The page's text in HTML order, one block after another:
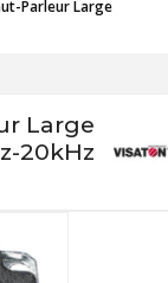
Parleur Large
Large
20kHz